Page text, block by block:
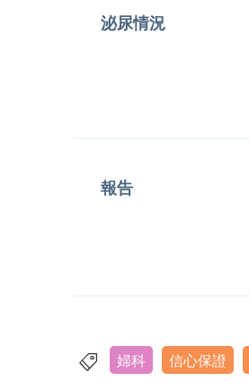
泌尿情況
報告
婦科 信心保證